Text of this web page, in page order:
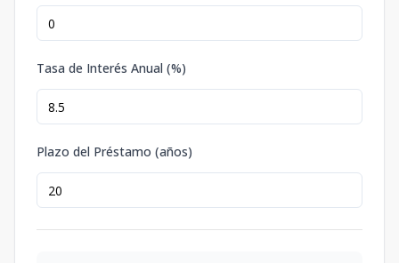
Tasa de Interés Anual (%)
Plazo del Préstamo (años)